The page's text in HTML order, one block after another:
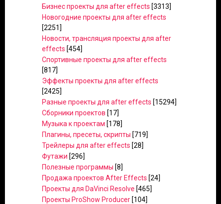
Бизнес проекты для after effects [3313]
Новогодние проекты для after effects
[2251]
Новости, трансляция проекты для after
effects [454]
Спортивные проекты для after effects
[817]
Эффекты проекты для after effects
[2425]
Разные проекты для after effects [15294]
Сборники проектов [17]
Музыка к проектам [178]
Плагины, пресеты, скрипты [719]
Трейлеры для after effects [28]
Футажи [296]
Полезные программы [8]
Продажа проектов After Effects [24]
Проекты для DaVinci Resolve [465]
Проекты ProShow Producer [104]